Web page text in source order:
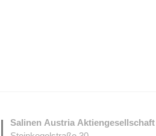
Salinen Austria Aktiengesellschaft